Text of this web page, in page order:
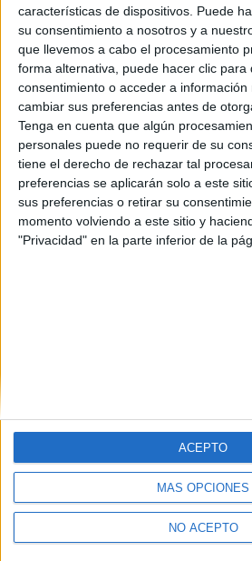
características de dispositivos. Puede
su consentimiento a nosotros y a
que llevemos a cabo el procesamiento
forma alternativa, puede hacer clic para
consentimiento o acceder a información
cambiar sus preferencias antes de
Tenga en cuenta que algún
personales puede no requerir de su
tiene el derecho de rechazar tal
preferencias se aplicarán solo a este
sus preferencias o retirar su
momento volviendo a este sitio y
"Privacidad" en la parte inferior de la
MÁS OPCIONES
NO ACEPTO
ACEPTO
Quiénes somos|Contactar|
Aviso legal|Politica de privacidad|
de cookies